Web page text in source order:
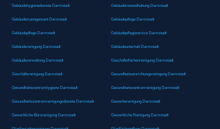
Gebäudehygienedienste Darmstadt Gebäudeinstandhaltung Darmstadt
Gebäudemanagement Darmstadt Gebäudepflege Darmstadt
Gebäudepflege Darmstadt Gebäudepflegeservice Darmstadt
Gebäudereinigung Darmstadt Gebäudeunterhalt Darmstadt
Gebäudeverwaltung Darmstadt Geschäftsflächenreinigung Darmstadt
Geschäftsreinigung Darmstadt Gesundheitseinrichtungsreinigung Darmstadt
Gesundheitszentrumhygiene Darmstadt Gesundheitszentrumreinigung Darmstadt
Gesundheitszentrumreinigungsdienste Darmstadt Gewerbereinigung Darmstadt
Gewerbliche Büroreinigung Darmstadt Gewerbliche Reinigung Darmstadt